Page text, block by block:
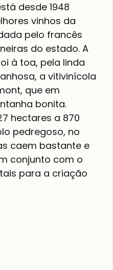
desde 1948
vinhos da
pelo francês
do estado. A
à toa, pela linda
a vitivinícola
que em
bonita.
hectares a 870
pedregoso, no
caem bastante e
conjunto com o
para a criação